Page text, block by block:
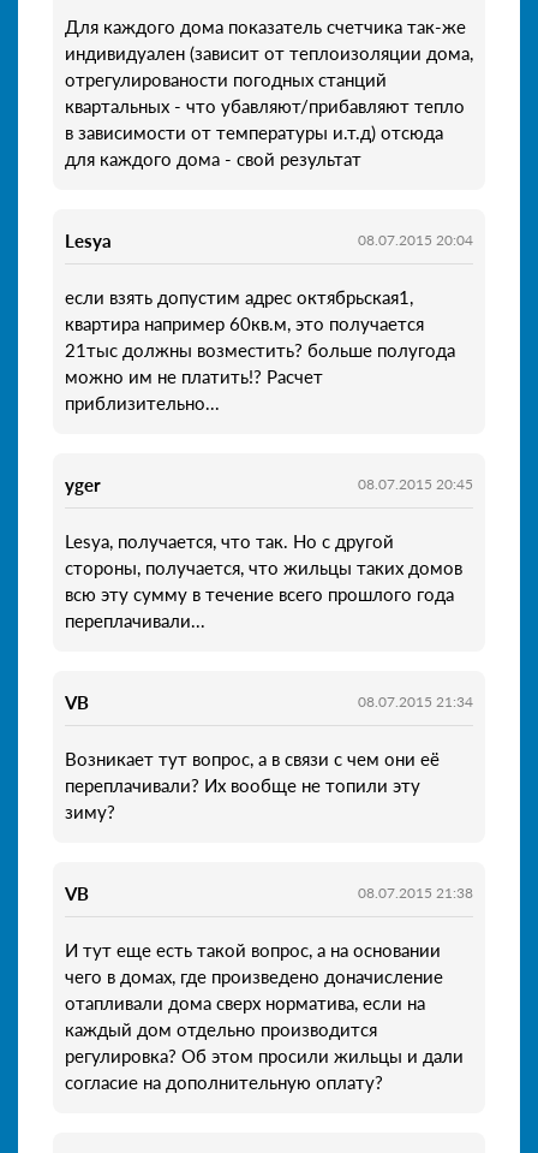
Для каждого дома показатель счетчика так-же
индивидуален (зависит от теплоизоляции дома,
отрегулированости погодных станций
квартальных - что убавляют/прибавляют тепло
в зависимости от температуры и.т.д) отсюда
для каждого дома - свой результат
Lesya 08.07.2015 20:04
если взять допустим адрес октябрьская1,
квартира например 60кв.м, это получается
21тыс должны возместить? больше полугода
можно им не платить!? Расчет
приблизительно...
yger 08.07.2015 20:45
Lesya, получается, что так. Но с другой
стороны, получается, что жильцы таких домов
всю эту сумму в течение всего прошлого года
переплачивали...
VB 08.07.2015 21:34
Возникает тут вопрос, а в связи с чем они её
переплачивали? Их вообще не топили эту
зиму?
VB 08.07.2015 21:38
И тут еще есть такой вопрос, а на основании
чего в домах, где произведено доначисление
отапливали дома сверх норматива, если на
каждый дом отдельно производится
регулировка? Об этом просили жильцы и дали
согласие на дополнительную оплату?